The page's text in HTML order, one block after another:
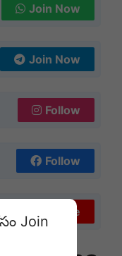
Join Now
Join Now
Follow
Follow
Subscribe
Join